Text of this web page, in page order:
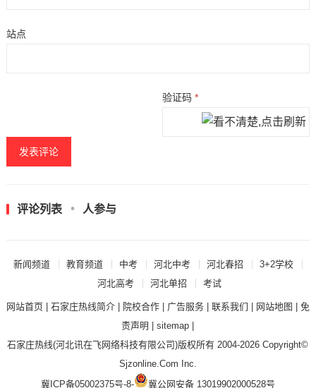
站点
验证码*
评论列表 人参与
新闻频道 教育频道 中考 河北中考 河北春招
3+2学校
河北高考
河北单招 考试
网站首页| 石家庄热线简介| 院校合作| 广告服务| 联系我们 网站地图
免
责声明
|sitemap
石家庄热线(河北讯在飞网络科技有限公司)版权所有 2004-2026 Copyright©
Sjzonline.Com Inc.
冀ICP备05002375号-8- 冀公网安备 13019902000528号